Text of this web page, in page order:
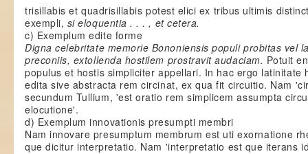
trisillabis et quadrisillabis potest elici ex tribus ultimis
exempli, si eloquentia . . . , et cetera.
c) Exemplum edite forme
Digna celebritate memorie Bononiensis populi probitas vel
preconiis, extollenda hostilem prostravit audaciam. Potuit
populus et hostis simpliciter appellari. In hac ergo latinitate
edita sive abstracta rem circinat, ex qua fit circuitio. Nam
secundum Tullium, 'est oratio rem simplicem assumpta
elocutione'.
d) Exemplum innovationis presumpti membri
Nam innovare presumptum membrum est uti exornatione
que dicitur interpretatio. Nam 'interpretatio est que iterans